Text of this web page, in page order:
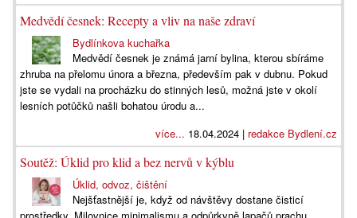
Medvědí česnek: Recepty a vliv na naše zdraví
Bydlínkova kuchařka
Medvědí česnek je známá jarní bylina, kterou sbíráme
zhruba na přelomu února a března, především pak v dubnu. Pokud
jste se vydali na procházku do stinných lesů, možná jste v okolí
lesních potůčků našli bohatou úrodu a...
více... 18.04.2024 | redakce Bydlení.cz
Soutěž: Úklid pro klid a bez nervů v kýblu
Úklid, odvoz, čištění
Nejšťastnější je, když od návštěvy dostane čisticí